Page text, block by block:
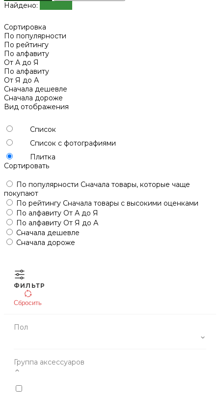
Найдено:
Сортировка
По популярности
По рейтингу
По алфавиту
От А до Я
По алфавиту
От Я до А
Сначала дешевле
Сначала дороже
Вид отображения
Список
Список с фотографиями
Плитка
Сортировать
По популярности Сначала товары, которые чаще
покупают
По рейтингу Сначала товары с высокими оценками
По алфавиту От А до Я
По алфавиту От Я до А
Сначала дешевле
Сначала дороже
ФИЛЬТР
Сбросить
Пол
Группа аксессуаров